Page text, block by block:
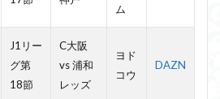
ム
J1リー
グ第
18節
C大阪
vs 浦和
レッズ
ヨド
コウ
DAZN